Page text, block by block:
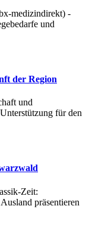
medizindirekt) -
und
der Region
und
für den
Zeit:
präsentieren